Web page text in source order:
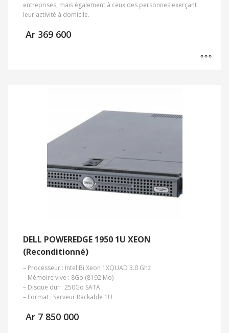
entreprises, mais également à ceux des personnes exerçant
leur activité à domicile.
Ar 369 600
DELL POWEREDGE 1950 1U XEON
(Reconditionné)
– Processeur : Intel Bi Xeon 1XQUAD 3.0 Ghz
– Mémoire vive : 8Go (8192 Mo)
– Disque dur : 250Go SATA
– Format : Serveur Rackable 1U
Ar 7 850 000